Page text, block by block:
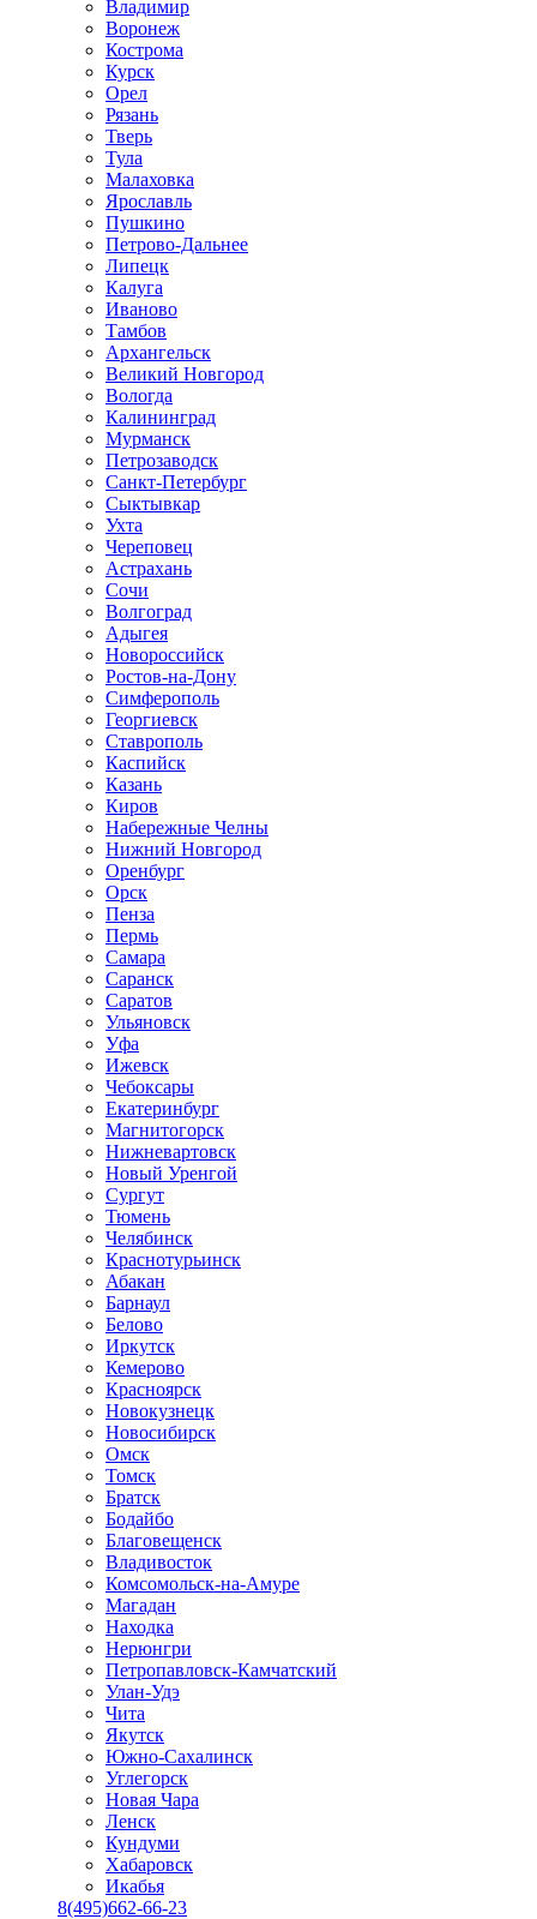
Владимир
Воронеж
Кострома
Курск
Орел
Рязань
Тверь
Тула
Малаховка
Ярославль
Пушкино
Петрово-Дальнее
Липецк
Калуга
Иваново
Тамбов
Архангельск
Великий Новгород
Вологда
Калининград
Мурманск
Петрозаводск
Санкт-Петербург
Сыктывкар
Ухта
Череповец
Астрахань
Сочи
Волгоград
Адыгея
Новороссийск
Ростов-на-Дону
Симферополь
Георгиевск
Ставрополь
Каспийск
Казань
Киров
Набережные Челны
Нижний Новгород
Оренбург
Орск
Пенза
Пермь
Самара
Саранск
Саратов
Ульяновск
Уфа
Ижевск
Чебоксары
Екатеринбург
Магнитогорск
Нижневартовск
Новый Уренгой
Сургут
Тюмень
Челябинск
Краснотурьинск
Абакан
Барнаул
Белово
Иркутск
Кемерово
Красноярск
Новокузнецк
Новосибирск
Омск
Томск
Братск
Бодайбо
Благовещенск
Владивосток
Комсомольск-на-Амуре
Магадан
Находка
Нерюнгри
Петропавловск-Камчатский
Улан-Удэ
Чита
Якутск
Южно-Сахалинск
Углегорск
Новая Чара
Ленск
Кундуми
Хабаровск
Икабья
8(495)662-66-23